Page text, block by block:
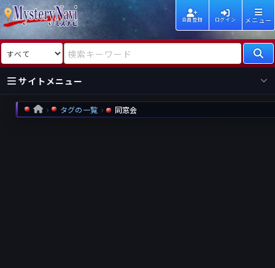
会員登録 ログイン メニュー
検索対象 検索キーワード
サイトメニュー
国内
海外
HOME タグの一覧 同窓会